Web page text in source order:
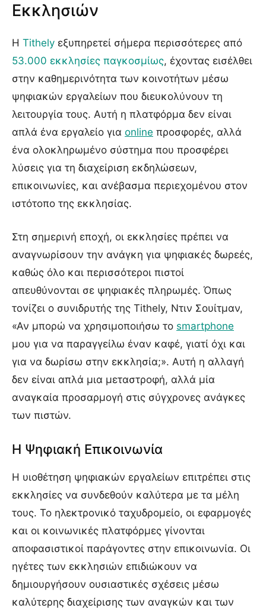
Εκκλησιών
Η Tithely εξυπηρετεί σήμερα περισσότερες από
53.000 εκκλησίες παγκοσμίως, έχοντας εισέλθει
στην καθημερινότητα των κοινοτήτων μέσω
ψηφιακών εργαλείων που διευκολύνουν τη
λειτουργία τους. Αυτή η πλατφόρμα δεν είναι
απλά ένα εργαλείο για online προσφορές, αλλά
ένα ολοκληρωμένο σύστημα που προσφέρει
λύσεις για τη διαχείριση εκδηλώσεων,
επικοινωνίες, και ανέβασμα περιεχομένου στον
ιστότοπο της εκκλησίας.
Στη σημερινή εποχή, οι εκκλησίες πρέπει να
αναγνωρίσουν την ανάγκη για ψηφιακές δωρεές,
καθώς όλο και περισσότεροι πιστοί
απευθύνονται σε ψηφιακές πληρωμές. Όπως
τονίζει ο συνιδρυτής της Tithely, Ντιν Σουίτμαν,
«Αν μπορώ να χρησιμοποιήσω το smartphone
μου για να παραγγείλω έναν καφέ, γιατί όχι και
για να δωρίσω στην εκκλησία;». Αυτή η αλλαγή
δεν είναι απλά μια μεταστροφή, αλλά μία
αναγκαία προσαρμογή στις σύγχρονες ανάγκες
των πιστών.
Η Ψηφιακή Επικοινωνία
Η υιοθέτηση ψηφιακών εργαλείων επιτρέπει στις
εκκλησίες να συνδεθούν καλύτερα με τα μέλη
τους. Το ηλεκτρονικό ταχυδρομείο, οι εφαρμογές
και οι κοινωνικές πλατφόρμες γίνονται
αποφασιστικοί παράγοντες στην επικοινωνία. Οι
ηγέτες των εκκλησιών επιδιώκουν να
δημιουργήσουν ουσιαστικές σχέσεις μέσω
καλύτερης διαχείρισης των αναγκών και των